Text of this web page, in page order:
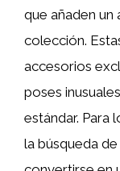
que añaden un
colección.
accesorios
poses
estándar. Para
la búsqueda